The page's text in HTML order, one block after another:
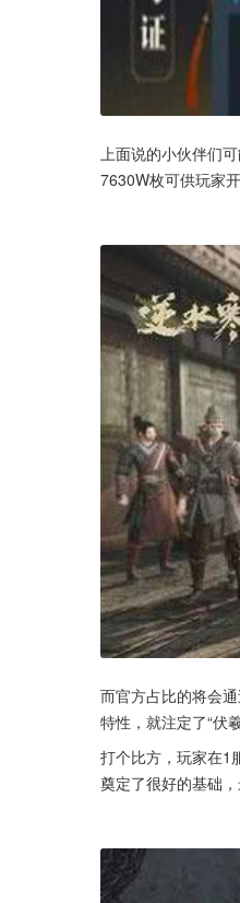
上面说的小伙伴们
7630W枚可供玩家
而官方占比的将会
特性，就注定了“伏
打个比方，玩家在1
奠定了很好的基础